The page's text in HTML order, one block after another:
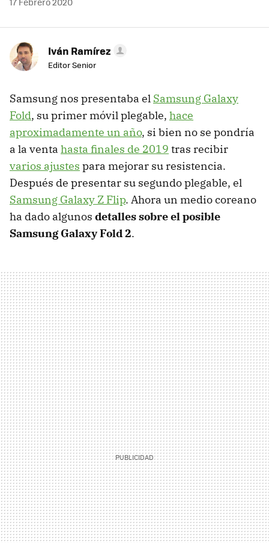
Iván Ramírez
Editor Senior
Samsung nos presentaba el Samsung Galaxy
Fold, su primer móvil plegable, hace
aproximadamente un año, si bien no se pondría
a la venta hasta finales de 2019 tras recibir
varios ajustes para mejorar su resistencia.
Después de presentar su segundo plegable, el
Samsung Galaxy Z Flip. Ahora un medio coreano
ha dado algunos detalles sobre el posible
Samsung Galaxy Fold 2.